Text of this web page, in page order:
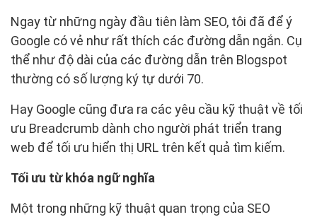
Ngay từ những ngày đầu tiên làm SEO, tôi đã để ý
Google có vẻ như rất thích các đường dẫn ngắn. Cụ
thể như độ dài của các đường dẫn trên Blogspot
thường có số lượng ký tự dưới 70.
Hay Google cũng đưa ra các yêu cầu kỹ thuật về tối
ưu Breadcrumb dành cho người phát triển trang
web để tối ưu hiển thị URL trên kết quả tìm kiếm.
Tối ưu từ khóa ngữ nghĩa
Một trong những kỹ thuật quan trọng của SEO